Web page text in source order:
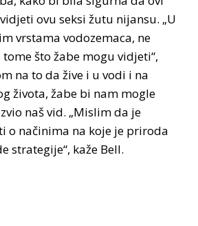
ovu seksi žutu nijansu. „U
vrstama vodozemaca, ne
što žabe mogu vidjeti“,
na to da žive i u vodi i na
života, žabe bi nam mogle
naš vid. „Mislim da je
o načinima na koje je priroda
strategije“, kaže Bell.